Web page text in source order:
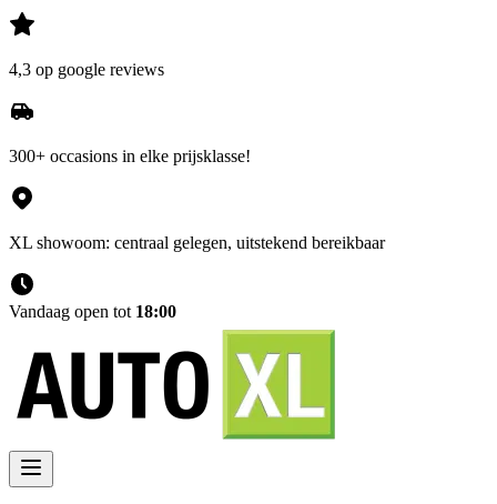
4,3 op google reviews
300+ occasions in elke prijsklasse!
XL showoom: centraal gelegen, uitstekend bereikbaar
Vandaag open tot 18:00